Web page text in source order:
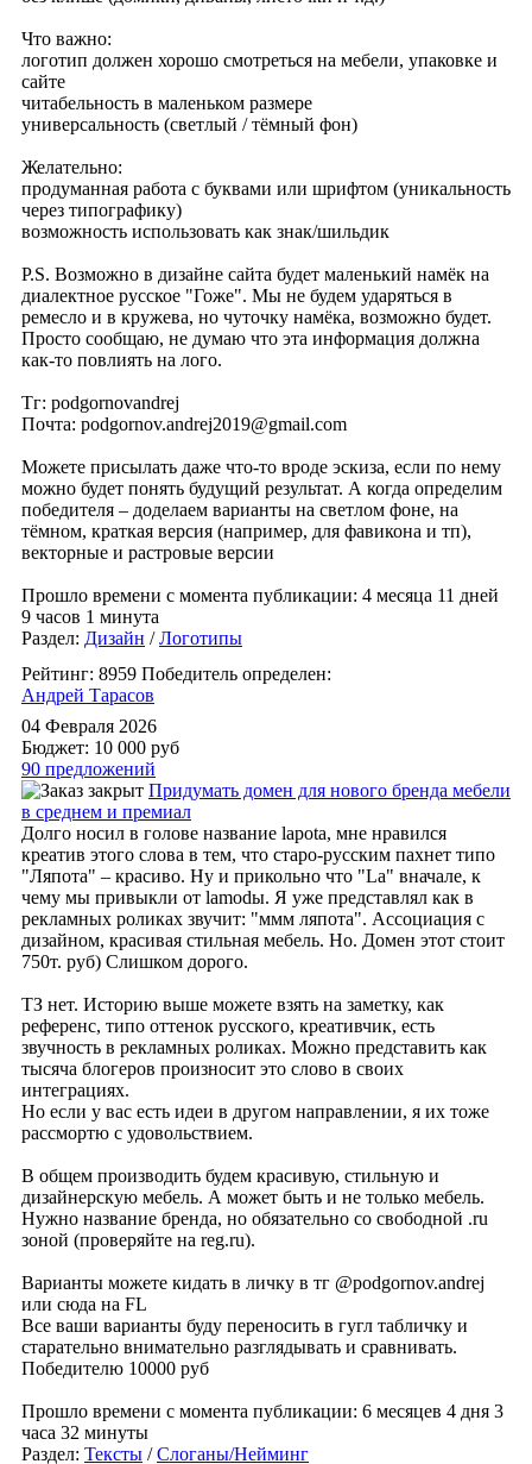
Что важно:
логотип должен хорошо смотреться на мебели, упаковке и
сайте
читабельность в маленьком размере
универсальность (светлый / тёмный фон)
Желательно:
продуманная работа с буквами или шрифтом (уникальность
через типографику)
возможность использовать как знак/шильдик
P.S. Возможно в дизайне сайта будет маленький намёк на
диалектное русское "Гоже". Мы не будем ударяться в
ремесло и в кружева, но чуточку намёка, возможно будет.
Просто сообщаю, не думаю что эта информация должна
как-то повлиять на лого.
Тг: podgornovandrej
Почта: podgornov.andrej2019@gmail.com
Можете присылать даже что-то вроде эскиза, если по нему
можно будет понять будущий результат. А когда определим
победителя – доделаем варианты на светлом фоне, на
тёмном, краткая версия (например, для фавикона и тп),
векторные и растровые версии
Прошло времени с момента публикации: 4 месяца 11 дней
9 часов 1 минута
Раздел: Дизайн /Логотипы
Рейтинг: 8959 Победитель определен:
Андрей Тарасов
04 Февраля 2026
Бюджет: 10 000 руб
90 предложений
Придумать домен для нового бренда мебели
в среднем и премиал
Долго носил в голове название lapota, мне нравился
креатив этого слова в тем, что старо-русским пахнет типо
"Ляпота" – красиво. Ну и прикольно что "La" вначале, к
чему мы привыкли от lamodы. Я уже представлял как в
рекламных роликах звучит: "ммм ляпота". Ассоциация с
дизайном, красивая стильная мебель. Но. Домен этот стоит
750т. руб) Слишком дорого.
ТЗ нет. Историю выше можете взять на заметку, как
референс, типо оттенок русского, креативчик, есть
звучность в рекламных роликах. Можно представить как
тысяча блогеров произносит это слово в своих
интеграциях.
Но если у вас есть идеи в другом направлении, я их тоже
рассмортю с удовольствием.
В общем производить будем красивую, стильную и
дизайнерскую мебель. А может быть и не только мебель.
Нужно название бренда, но обязательно со свободной .ru
зоной (проверяйте на reg.ru).
Варианты можете кидать в личку в тг @podgornov.andrej
или сюда на FL
Все ваши варианты буду переносить в гугл табличку и
старательно внимательно разглядывать и сравнивать.
Победителю 10000 руб
Прошло времени с момента публикации: 6 месяцев 4 дня 3
часа 32 минуты
Раздел: Тексты /Слоганы/Нейминг